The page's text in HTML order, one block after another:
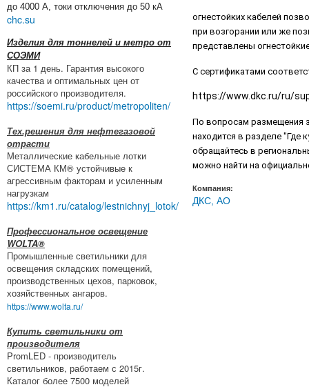
до 4000 А, токи отключения до 50 кА
chc.su
Изделия для тоннелей и метро от
СОЭМИ
КП за 1 день. Гарантия высокого
качества и оптимальных цен от
российского производителя.
https://soemi.ru/product/metropoliten/
Тех.решения для нефтегазовой
отрасти
Металлические кабельные лотки
СИСТЕМА КМ® устойчивые к
агрессивным факторам и усиленным
нагрузкам
https://km1.ru/catalog/lestnichnyj_lotok/
Профессиональное освещение
WOLTA®
Промышленные светильники для
освещения складских помещений,
производственных цехов, парковок,
хозяйственных ангаров.
https://www.wolta.ru/
Купить светильники от
производителя
PromLED - производитель
светильников, работаем с 2015г.
Каталог более 7500 моделей
огнестойких кабелей
при возгорании или же
представлены
С сертификатами
https://www.dkc.ru/ru/
По вопросам размещения
находится в разделе "Где
обращайтесь в
можно найти на
Компания:
ДКС, АО